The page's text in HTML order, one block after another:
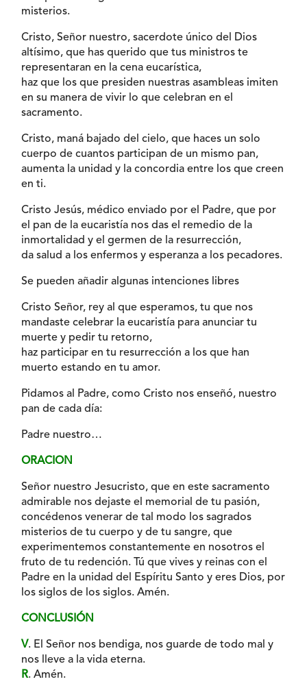
misterios.
Cristo, Señor nuestro, sacerdote único del Dios
altísimo, que has querido que tus ministros te
representaran en la cena eucarística,
haz que los que presiden nuestras asambleas imiten
en su manera de vivir lo que celebran en el
sacramento.
Cristo, maná bajado del cielo, que haces un solo
cuerpo de cuantos participan de un mismo pan,
aumenta la unidad y la concordia entre los que creen
en ti.
Cristo Jesús, médico enviado por el Padre, que por
el pan de la eucaristía nos das el remedio de la
inmortalidad y el germen de la resurrección,
da salud a los enfermos y esperanza a los pecadores.
Se pueden añadir algunas intenciones libres
Cristo Señor, rey al que esperamos, tu que nos
mandaste celebrar la eucaristía para anunciar tu
muerte y pedir tu retorno,
haz participar en tu resurrección a los que han
muerto estando en tu amor.
Pidamos al Padre, como Cristo nos enseñó, nuestro
pan de cada día:
Padre nuestro…
ORACION
Señor nuestro Jesucristo, que en este sacramento
admirable nos dejaste el memorial de tu pasión,
concédenos venerar de tal modo los sagrados
misterios de tu cuerpo y de tu sangre, que
experimentemos constantemente en nosotros el
fruto de tu redención. Tú que vives y reinas con el
Padre en la unidad del Espíritu Santo y eres Dios, por
los siglos de los siglos. Amén.
CONCLUSIÓN
V. El Señor nos bendiga, nos guarde de todo mal y
nos lleve a la vida eterna.
R. Amén.